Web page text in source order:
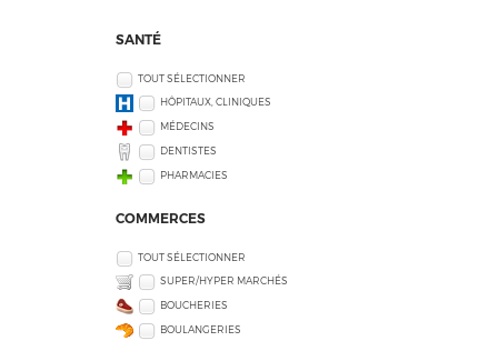
SANTÉ
TOUT SÉLECTIONNER
HÔPITAUX, CLINIQUES
MÉDECINS
DENTISTES
PHARMACIES
COMMERCES
TOUT SÉLECTIONNER
SUPER/HYPER MARCHÉS
BOUCHERIES
BOULANGERIES